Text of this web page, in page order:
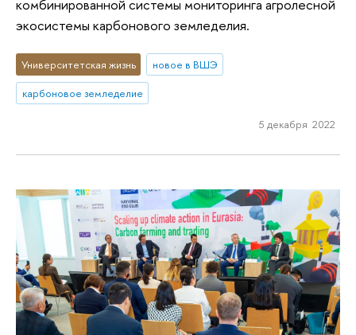
комбинированной системы мониторинга агролесной
экосистемы карбонового земледелия.
Университетская жизнь
новое в ВШЭ
карбоновое земледелие
5 декабря 2022